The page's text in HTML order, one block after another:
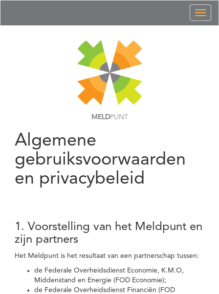
MELDPUNT
Algemene
gebruiksvoorwaarden
en privacybeleid
1. Voorstelling van het Meldpunt en
zijn partners
Het Meldpunt is het resultaat van een partnerschap tussen:
de Federale Overheidsdienst Economie, K.M.O,
Middenstand en Energie (FOD Economie);
de Federale Overheidsdienst Financiën (FOD